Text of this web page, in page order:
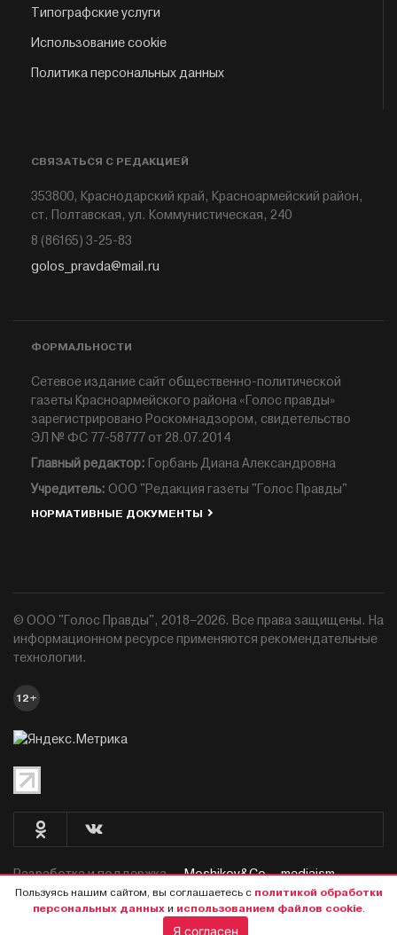
Типографские услуги
Использование cookie
Политика персональных данных
СВЯЗАТЬСЯ С РЕДАКЦИЕЙ
353800, Краснодарский край, Красноармейский район,
ст. Полтавская, ул. Коммунистическая, 240
8 (86165) 3-25-83
golos_pravda@mail.ru
ФОРМАЛЬНОСТИ
Сетевое издание сайт общественно-политической
газеты Красноармейского района «Голос правды»
зарегистрировано Роскомнадзором, свидетельство
ЭЛ № ФС 77-58777 от 28.07.2014
Главный редактор: Горбань Диана Александровна
Учредитель: ООО "Редакция газеты "Голос Правды"
НОРМАТИВНЫЕ ДОКУМЕНТЫ
© ООО "Голос Правды", 2018–2026. Все права защищены. На
информационном ресурсе применяются рекомендательные
технологии.
12+
Разработка и поддержка —Moshikov&Co. - mediaism.
Пользуясь нашим сайтом, вы соглашаетесь с политикой обработки
персональных данныхи использованием файлов cookie.
Я согласен